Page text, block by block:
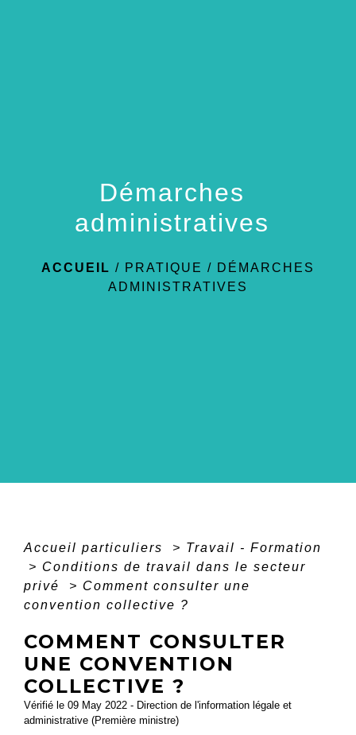
Démarches
administratives
ACCUEIL / PRATIQUE / DÉMARCHES
ADMINISTRATIVES
Accueil particuliers > Travail - Formation
> Conditions de travail dans le secteur
privé
> Comment consulter une
convention collective ?
COMMENT CONSULTER
UNE CONVENTION
COLLECTIVE ?
Vérifié le 09 May 2022 - Direction de l'information légale et
administrative (Première ministre)